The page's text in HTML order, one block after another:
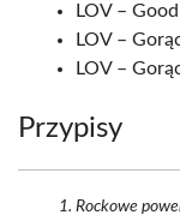
LOV –
LOV –
LOV –
Przypisy
Rockowe